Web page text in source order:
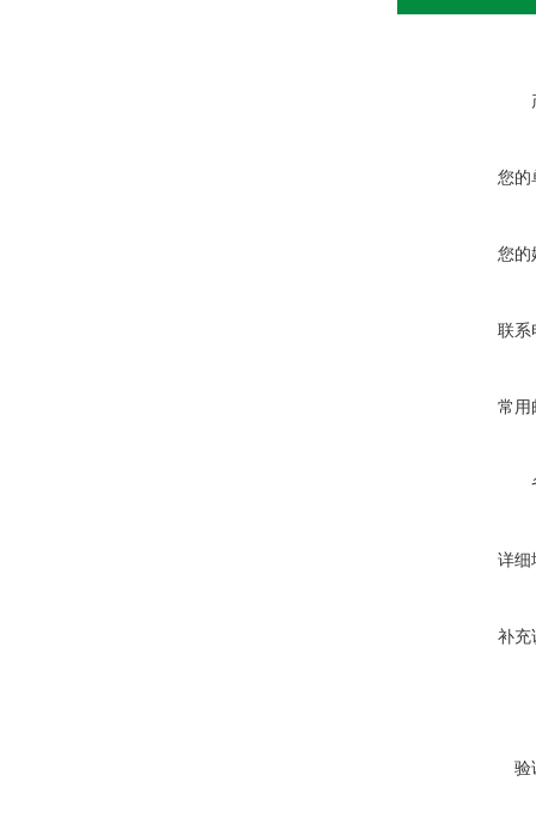
您的
您的
联系
常用
详细
补充
验